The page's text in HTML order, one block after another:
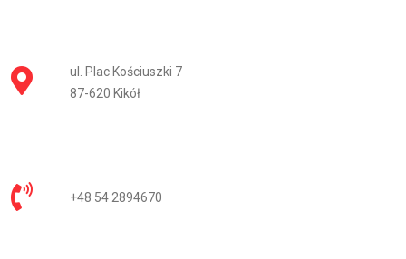
ul. Plac Kościuszki 7
87-620 Kikół
+48 54 2894670